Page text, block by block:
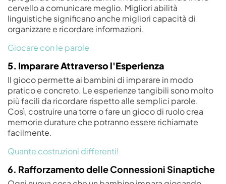
cervello a comunicare meglio. Migliori abilità
linguistiche significano anche migliori capacità di
organizzare e ricordare informazioni.
Giocare con le parole
5. Imparare Attraverso l'Esperienza
Il gioco permette ai bambini di imparare in modo
pratico e concreto. Le esperienze tangibili sono molto
più facili da ricordare rispetto alle semplici parole.
Così, costruire una torre o fare un gioco di ruolo crea
memorie durature che potranno essere richiamate
facilmente.
Quante costruzioni differenti!
6. Rafforzamento delle Connessioni Sinaptiche